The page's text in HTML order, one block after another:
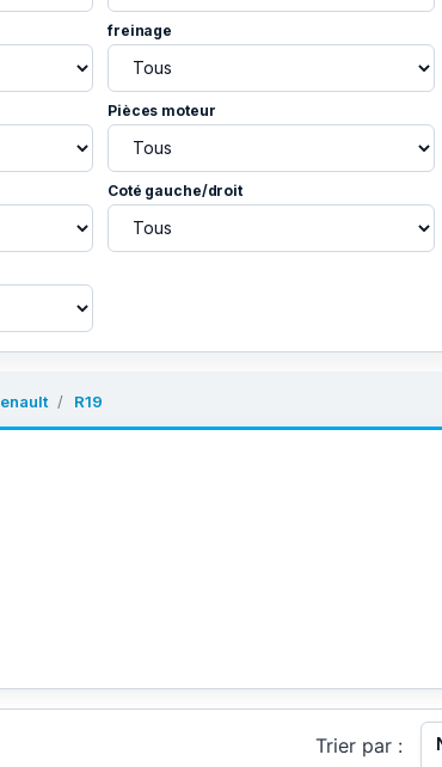
freinage
Pièces moteur
Coté gauche/droit
R19
Trier par :